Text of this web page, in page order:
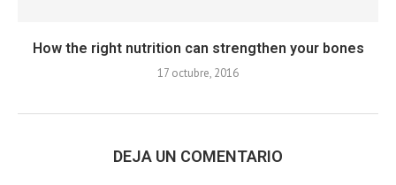
How the right nutrition can strengthen your bones
17 octubre, 2016
DEJA UN COMENTARIO